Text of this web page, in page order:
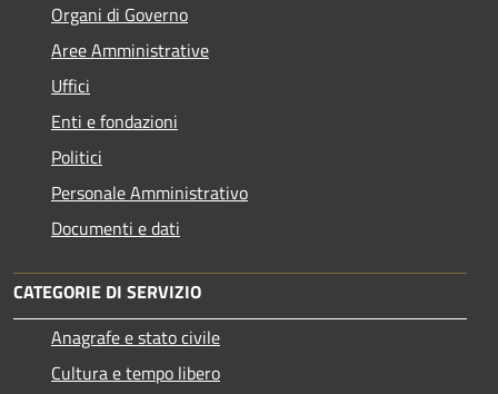
Organi di Governo
Aree Amministrative
Uffici
Enti e fondazioni
Politici
Personale Amministrativo
Documenti e dati
CATEGORIE DI SERVIZIO
Anagrafe e stato civile
Cultura e tempo libero